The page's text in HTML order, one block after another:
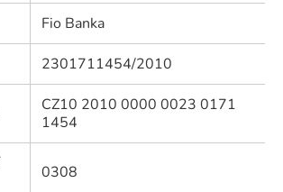
Fio Banka
2301711454/2010
CZ10 2010 0000 0023 0171
1454
0308